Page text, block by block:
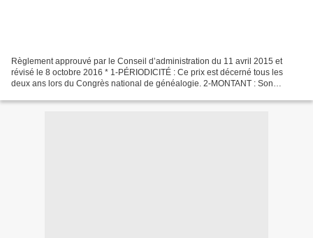
Règlement approuvé par le Conseil d’administration du 11 avril 2015 et
révisé le 8 octobre 2016 * 1-PÉRIODICITÉ : Ce prix est décerné tous les
deux ans lors du Congrès national de généalogie. 2-MONTANT : Son